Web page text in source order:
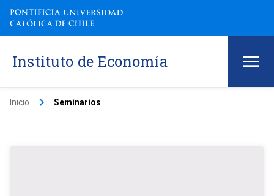
Instituto de Economía
Inicio keyboard_arrow_right Seminarios